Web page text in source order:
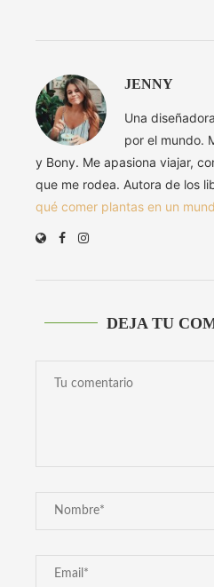
JENNY
Una
por el mundo.
y Bony. Me apasiona viajar,
que me rodea. Autora de los
qué comer plantas en un
DEJA TU